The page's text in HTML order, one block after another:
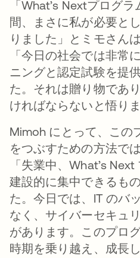
「What’s Nextプログ
間、まさに私が必要と
りました」とミモさん
「今日の社会では非常
ニングと認定試験を提
た。それは贈り物であ
ければならないと悟りま
Mimoh にとって、この
をつぶすための方法で
「失業中、What’s
建設的に集中できるも
た。今日では、IT のバ
なく、サイバーセキュ
があります。このプロ
時期を乗り越え、成長